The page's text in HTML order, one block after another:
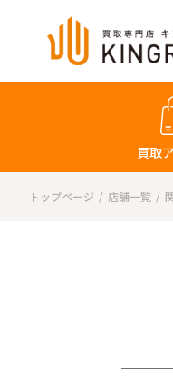
買取
トップページ 店舗一覧